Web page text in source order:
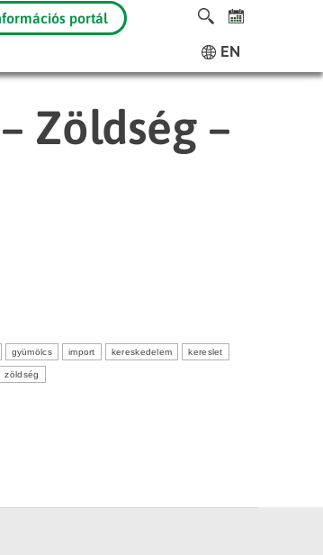
portál
EN
Zöldség –
gyümölcs import kereskedelem kereslet
zöldség